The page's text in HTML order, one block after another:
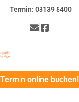
Termin: 08139 8400
Termin online buchen!